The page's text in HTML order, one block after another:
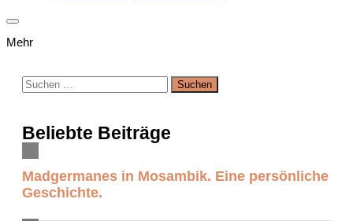
Mehr
Suchen
nach:
Beliebte Beiträge
Madgermanes in Mosambik. Eine persönliche
Geschichte.